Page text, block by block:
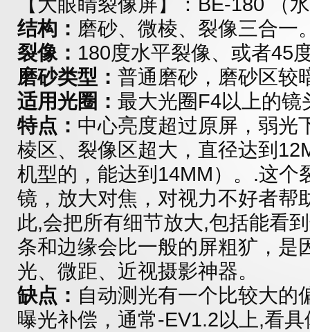
结构： 磨砂、微棱、裂像三合一
裂像： 180度水平裂像、或者45
磨砂类型： 普通磨砂，磨砂区较
适用光圈： 最大光圈F4以上的镜
特点： 中心亮度超过原屏，弱光
棱区、裂像区超大，直径达到
机型的，能达到14MM）。.这个
镜，放大对焦，对视力不好者帮
此,会把所有细节放大,包括能看
条和边缘会比一般的屏粗犷，是
光、微距、近视摄影神器。
缺点： 自动测光有一个比较大的
曝光补偿，通常-EV1.2以上,看